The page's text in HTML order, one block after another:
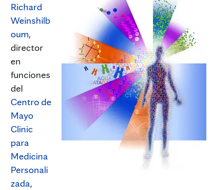
Richard
Weinshilb
oum,
director
en
funciones
del
Centro de
Mayo
Clinic
para
Medicina
Personali
zada,